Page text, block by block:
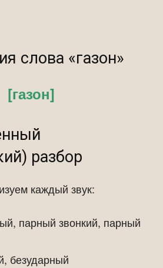
слова «газон»
[газон]
разбор
каждый звук:
парный звонкий, парный
безударный